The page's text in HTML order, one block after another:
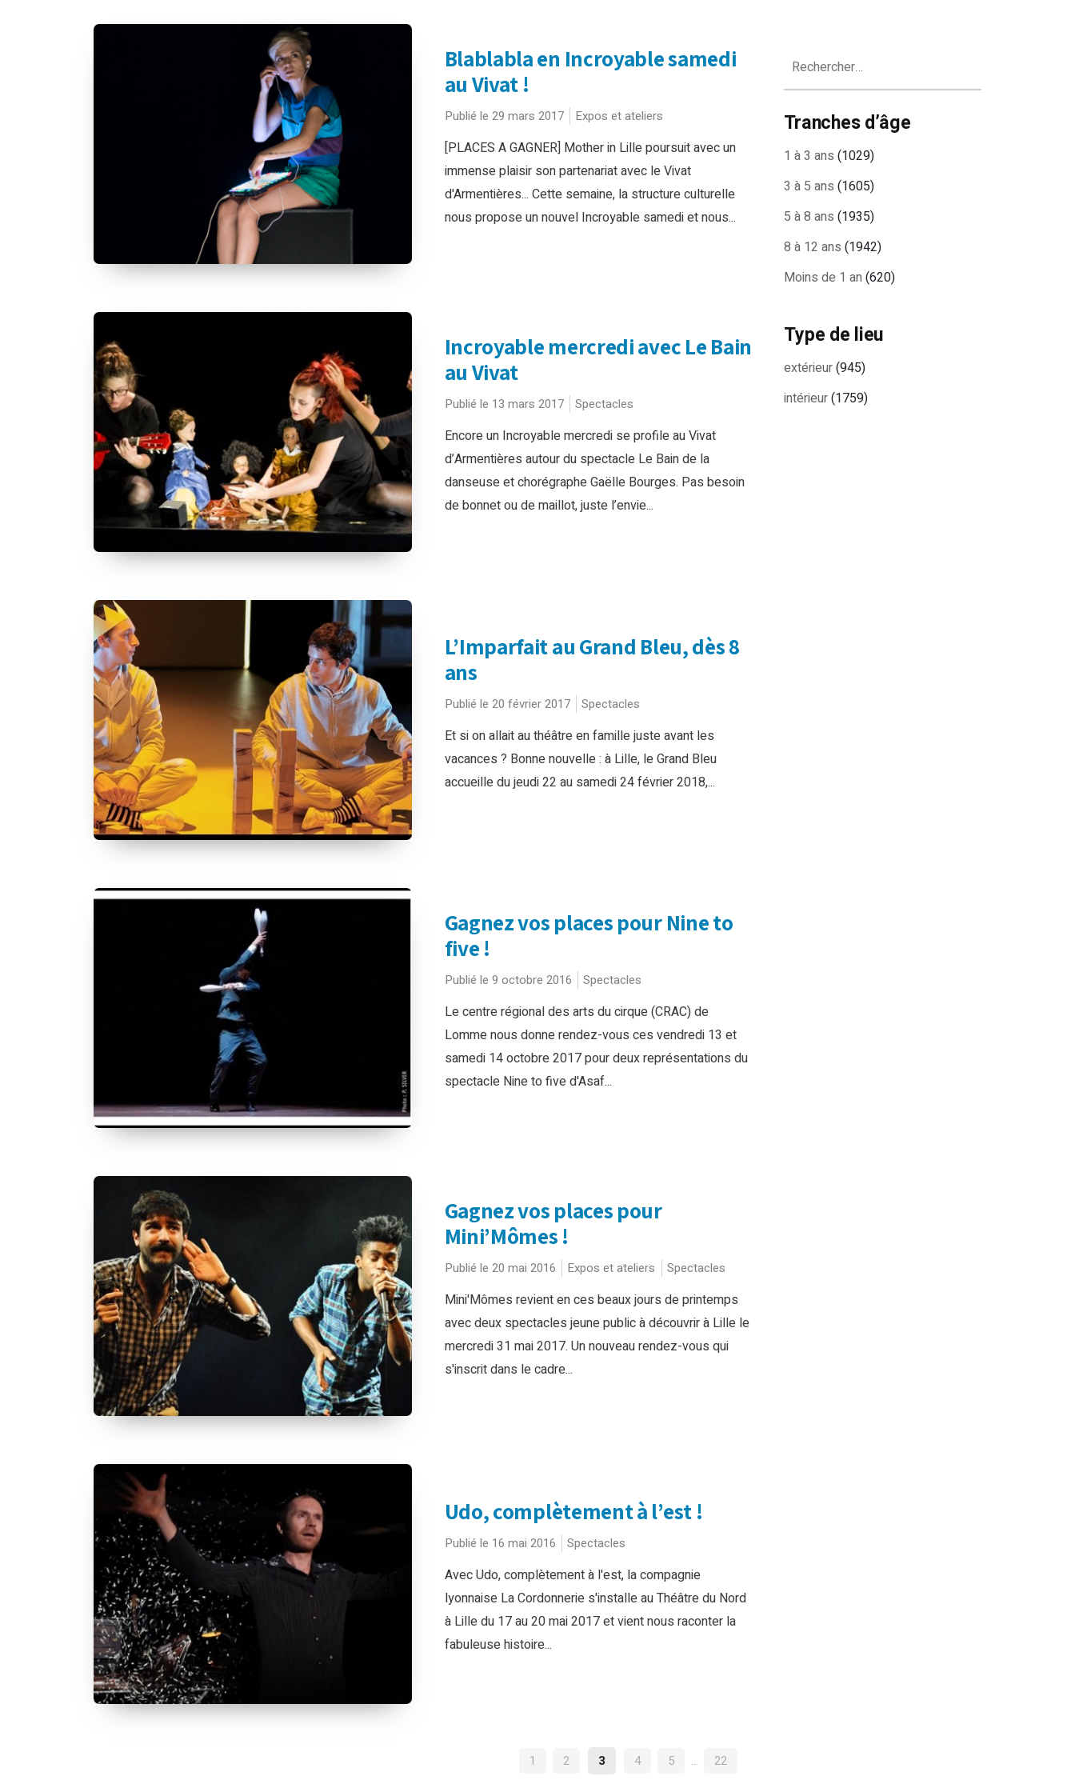
Blablabla en Incroyable samedi
au Vivat !
Publié le 29 mars 2017 Expos et ateliers
[PLACES A GAGNER] Mother in Lille poursuit avec un
immense plaisir son partenariat avec le Vivat
d'Armentières... Cette semaine, la structure culturelle
nous propose un nouvel Incroyable samedi et nous...
Incroyable mercredi avec Le Bain
au Vivat
Publié le 13 mars 2017 Spectacles
Encore un Incroyable mercredi se profile au Vivat
d’Armentières autour du spectacle Le Bain de la
danseuse et chorégraphe Gaëlle Bourges. Pas besoin
de bonnet ou de maillot, juste l’envie...
L’Imparfait au Grand Bleu, dès 8
ans
Publié le 20 février 2017 Spectacles
Et si on allait au théâtre en famille juste avant les
vacances ? Bonne nouvelle : à Lille, le Grand Bleu
accueille du jeudi 22 au samedi 24 février 2018,...
Gagnez vos places pour Nine to
five !
Publié le 9 octobre 2016 Spectacles
Le centre régional des arts du cirque (CRAC) de
Lomme nous donne rendez-vous ces vendredi 13 et
samedi 14 octobre 2017 pour deux représentations du
spectacle Nine to five d'Asaf...
Gagnez vos places pour
Mini’Mômes !
Publié le 20 mai 2016 Expos et ateliers Spectacles
Mini'Mômes revient en ces beaux jours de printemps
avec deux spectacles jeune public à découvrir à Lille le
mercredi 31 mai 2017. Un nouveau rendez-vous qui
s'inscrit dans le cadre...
Udo, complètement à l’est !
Publié le 16 mai 2016 Spectacles
Avec Udo, complètement à l'est, la compagnie
lyonnaise La Cordonnerie s'installe au Théâtre du Nord
à Lille du 17 au 20 mai 2017 et vient nous raconter la
fabuleuse histoire...
NAVIGATION
1 2 3 4 5 … 22
Tranches d’âge
1 à 3 ans (1029)
3 à 5 ans (1605)
5 à 8 ans (1935)
8 à 12 ans (1942)
Moins de 1 an (620)
Type de lieu
extérieur(945)
intérieur(1759)